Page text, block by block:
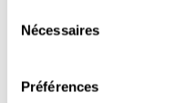
Nécessaires
Préférences